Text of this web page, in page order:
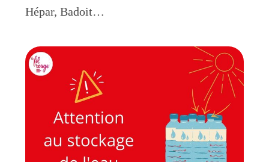
Hépar, Badoit…